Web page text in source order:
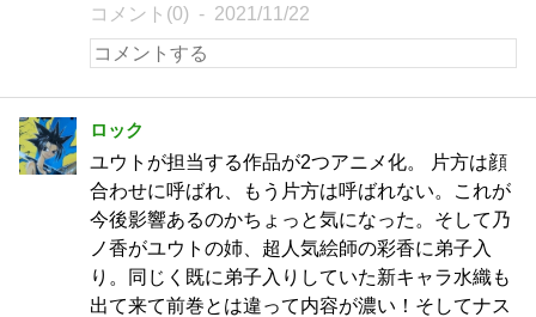
コメント(0) 2021/11/22
ロック
ユウトが担当する作品が2つアニメ化。 片方は顔
合わせに呼ばれ、もう片方は呼ばれない。これが
今後影響あるのかちょっと気になった。そして乃
ノ香がユウトの姉、超人気絵師の彩香に弟子入
り。同じく既に弟子入りしていた新キャラ水織も
出て来て前巻とは違って内容が濃い！そしてナス